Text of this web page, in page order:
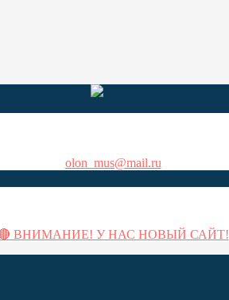
olon_mus@mail.ru
ВНИМАНИЕ! У НАС НОВЫЙ САЙТ!